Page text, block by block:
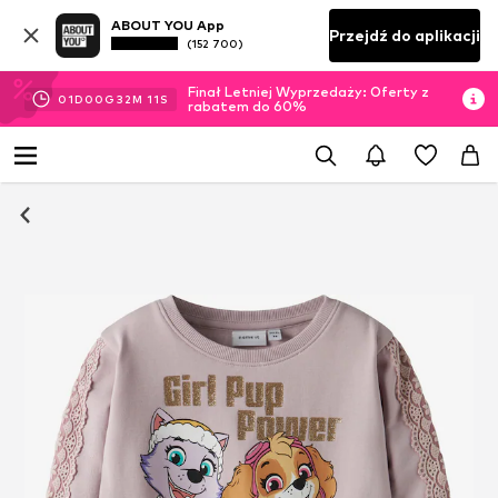
ABOUT YOU App
(152 700) Przejdź do aplikacji
01D 00 G 32M 10 S
Finał Letniej Wyprzedaży: Oferty z
rabatem do 60%